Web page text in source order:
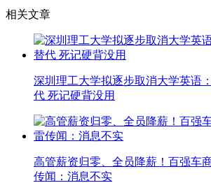
相关文章
深圳理工大学拟逐步取消大学英语
代 死记硬背没用
高管薪资归零、全员降薪！百强车
传闻：消息不实